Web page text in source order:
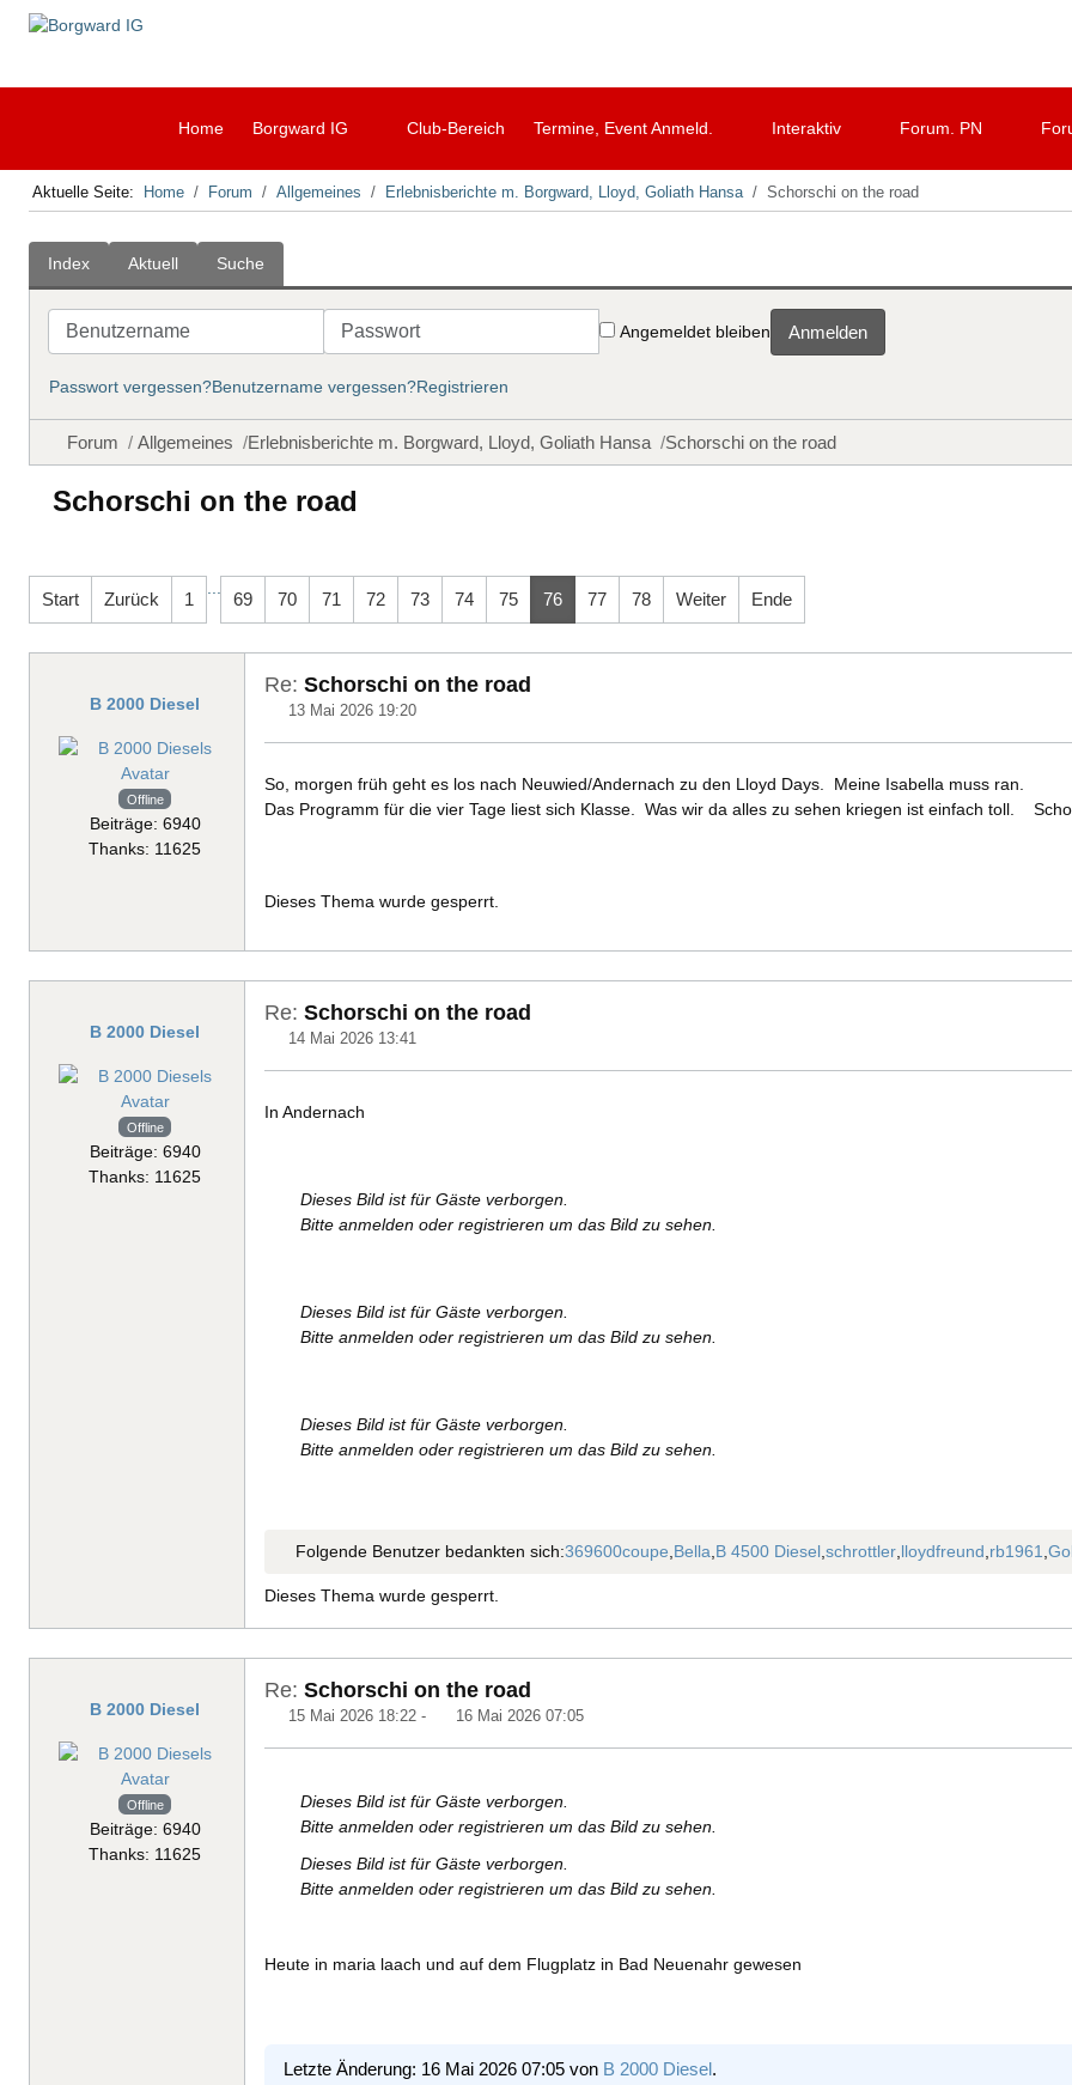
Home Borgward IG Club-Bereich Termine, Event Anmeld. Interaktiv Forum. PN
Aktuelle Seite: Home Forum Allgemeines Erlebnisberichte m. Borgward, Lloyd, Goliath Hansa Schorschi on the road
Index Aktuell Suche
Benutzername Passwort
Angemeldet bleiben Anmelden
Passwort vergessen?Benutzername vergessen?Registrieren
Forum Allgemeines Erlebnisberichte m. Borgward, Lloyd, Goliath Hansa Schorschi on the road
Schorschi on the road
Start Zurück 1 69 70 71 72 73 74 75 76 77 78 Weiter Ende
B 2000 Diesel
Offline
Beiträge: 6940
Thanks: 11625
Re: Schorschi on the road
13 Mai 2026 19:20
So, morgen früh geht es los nach Neuwied/Andernach zu den Lloyd Days. Meine Isabella muss ran.
Das Programm für die vier Tage liest sich Klasse. Was wir da alles zu sehen kriegen ist einfach toll.
Dieses Thema wurde gesperrt.
B 2000 Diesel
Offline
Beiträge: 6940
Thanks: 11625
Re: Schorschi on the road
14 Mai 2026 13:41
In Andernach
Dieses Bild ist für Gäste verborgen.
Bitte anmelden oder registrieren um das Bild zu sehen.
Dieses Bild ist für Gäste verborgen.
Bitte anmelden oder registrieren um das Bild zu sehen.
Dieses Bild ist für Gäste verborgen.
Bitte anmelden oder registrieren um das Bild zu sehen.
Folgende Benutzer bedankten sich:369600coupe Bella B 4500 Diesel, schrottler, lloydfreund rb1961
Dieses Thema wurde gesperrt.
B 2000 Diesel
Offline
Beiträge: 6940
Thanks: 11625
Re: Schorschi on the road
15 Mai 2026 18:22 - 16 Mai 2026 07:05
Dieses Bild ist für Gäste verborgen.
Bitte anmelden oder registrieren um das Bild zu sehen.
Dieses Bild ist für Gäste verborgen.
Bitte anmelden oder registrieren um das Bild zu sehen.
Heute in maria laach und auf dem Flugplatz in Bad Neuenahr gewesen
Letzte Änderung: 16 Mai 2026 07:05 von B 2000 Diesel.